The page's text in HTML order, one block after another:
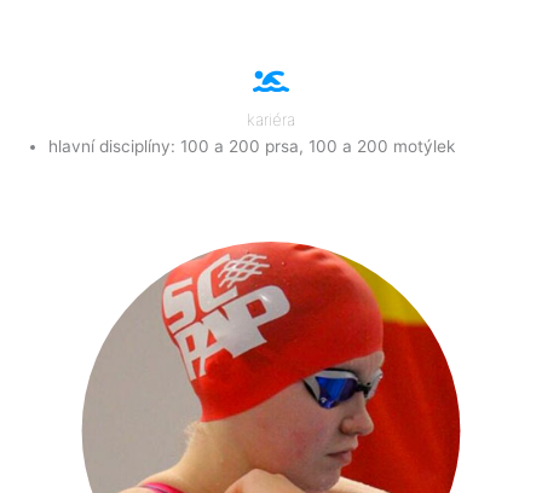
kariéra
hlavní disciplíny: 100 a 200 prsa, 100 a 200 motýlek